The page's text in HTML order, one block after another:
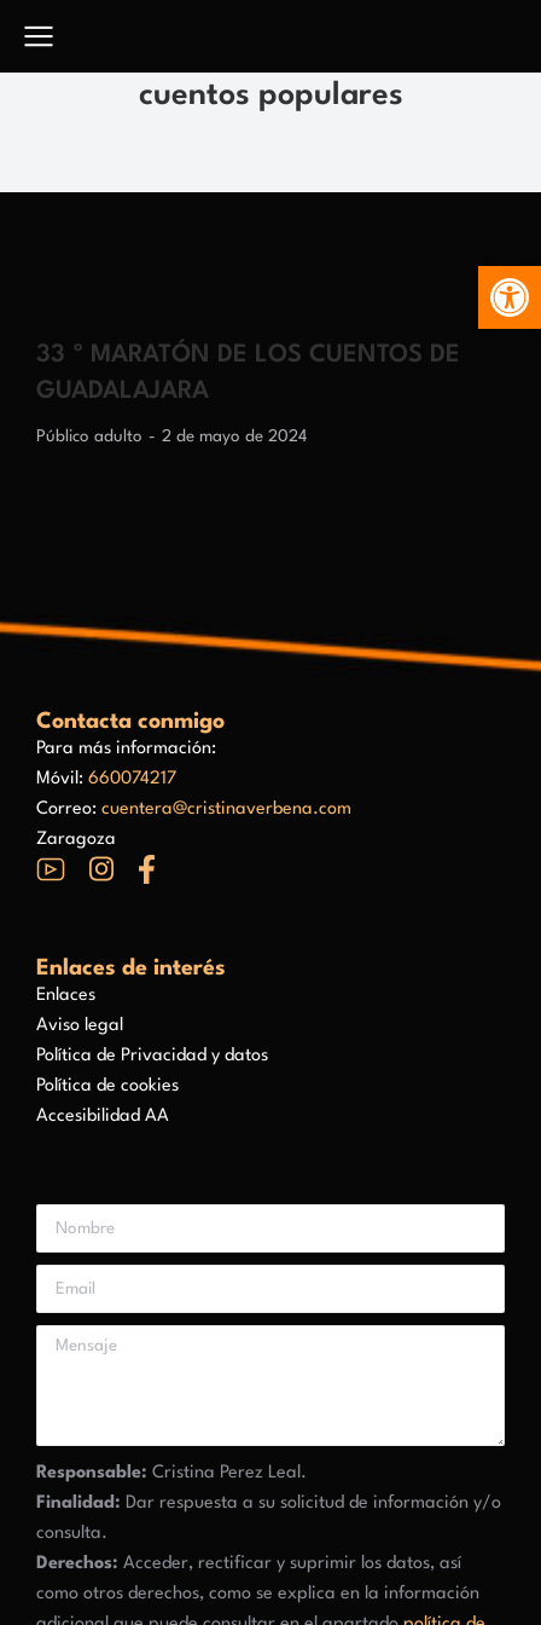
cuentos populares
33 º MARATÓN DE LOS CUENTOS DE
GUADALAJARA
Público adulto 2 de mayo de 2024
Contacta conmigo
Para más información:
Móvil: 660074217
Correo: cuentera@cristinaverbena.com
Zaragoza
Enlaces de interés
Enlaces
Aviso legal
Política de Privacidad y datos
Política de cookies
Accesibilidad AA
Responsable: Cristina Perez Leal.
Finalidad: Dar respuesta a su solicitud de información y/o
consulta.
Derechos: Acceder, rectificar y suprimir los datos, así
como otros derechos, como se explica en la información